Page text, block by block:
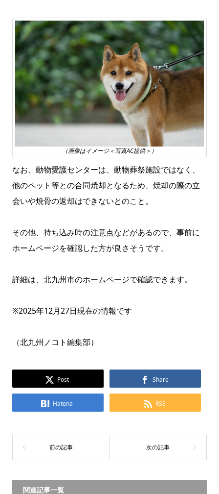
（画像はイメージ＜写真AC提供＞）
なお、動物愛護センターは、動物葬祭施設ではなく、
他のペット等との合同焼却となるため、焼却の際の立
会いや焼骨の返却はできないとのこと。
その他、持ち込み時の注意点などがあるので、事前に
ホームページを確認した方が良さそうです。
詳細は、 北九州市のホームページで確認できます。
※2025年12月27日現在の情報です
（北九州ノコト編集部）
Post Share
Hatena RSS
関連記事一覧